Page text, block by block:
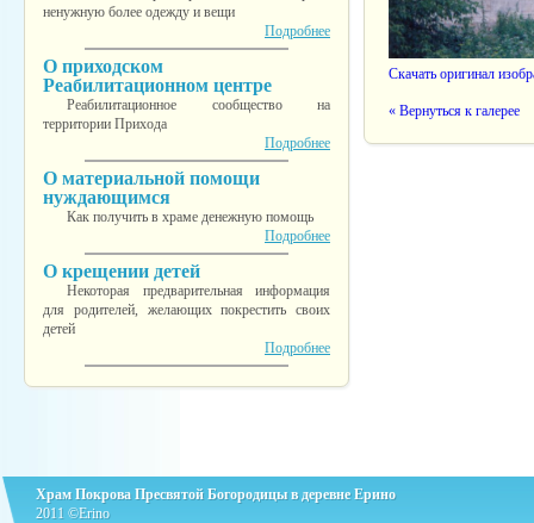
ненужную более одежду и вещи
Подробнее
О приходском
Реабилитационном центре
Реабилитационное сообщество на
территории Прихода
Подробнее
О материальной помощи
нуждающимся
Как получить в храме денежную помощь
Подробнее
О крещении детей
Некоторая предварительная информация
для родителей, желающих покрестить своих
детей
Подробнее
Скачать оригинал
« Вернуться к галерее
Храм Покрова Пресвятой Богородицы в деревне Ерино
2011 ©Erino